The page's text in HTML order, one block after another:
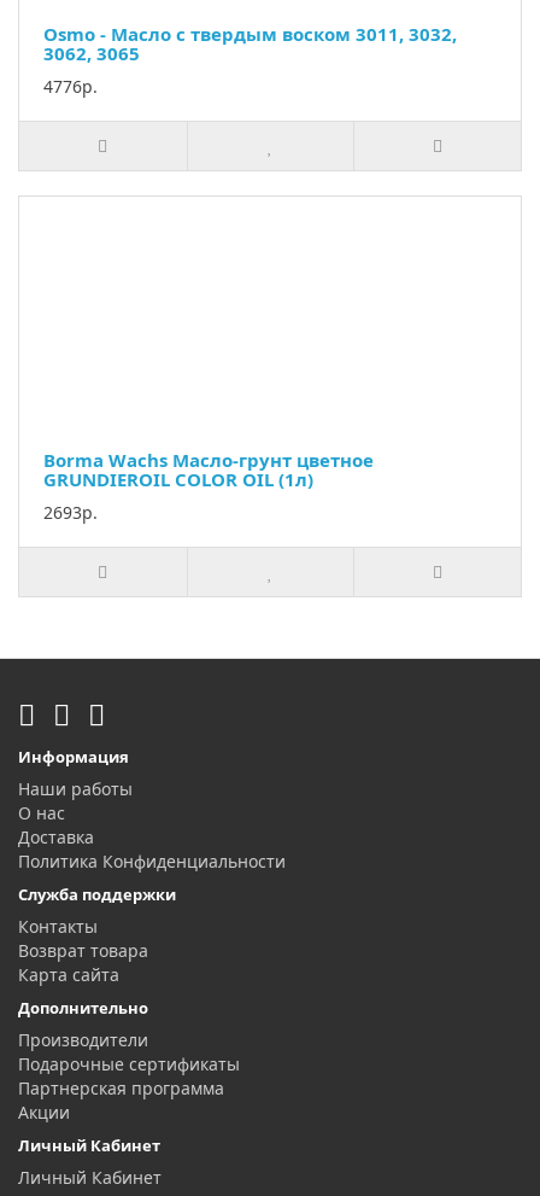
Osmo - Масло с твердым воском 3011, 3032,
3062, 3065
4776р.
Borma Wachs Масло-грунт цветное
GRUNDIEROIL COLOR OIL (1л)
2693р.
Информация
Наши работы
О нас
Доставка
Политика Конфиденциальности
Служба поддержки
Контакты
Возврат товара
Карта сайта
Дополнительно
Производители
Подарочные сертификаты
Партнерская программа
Акции
Личный Кабинет
Личный Кабинет